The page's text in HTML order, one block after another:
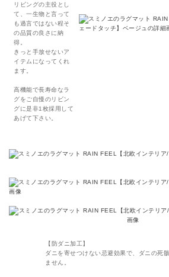
リビングの主役とし
て、一生物と言って
も過言ではない程そ
の品質の良さに納
得。
きっと手放せないア
イテムになってくれ
ます。
高機能で長寿命なラ
グをご自慢のリビン
グに是非1枚採用して
あげて下さい。
【防ダニ加工】
ダニを寄せつけない忌避効果で、ダニの死
ません。